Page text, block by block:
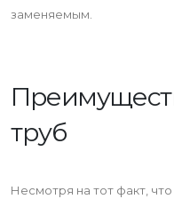
заменяемым.
труб
Несмотря на тот факт,